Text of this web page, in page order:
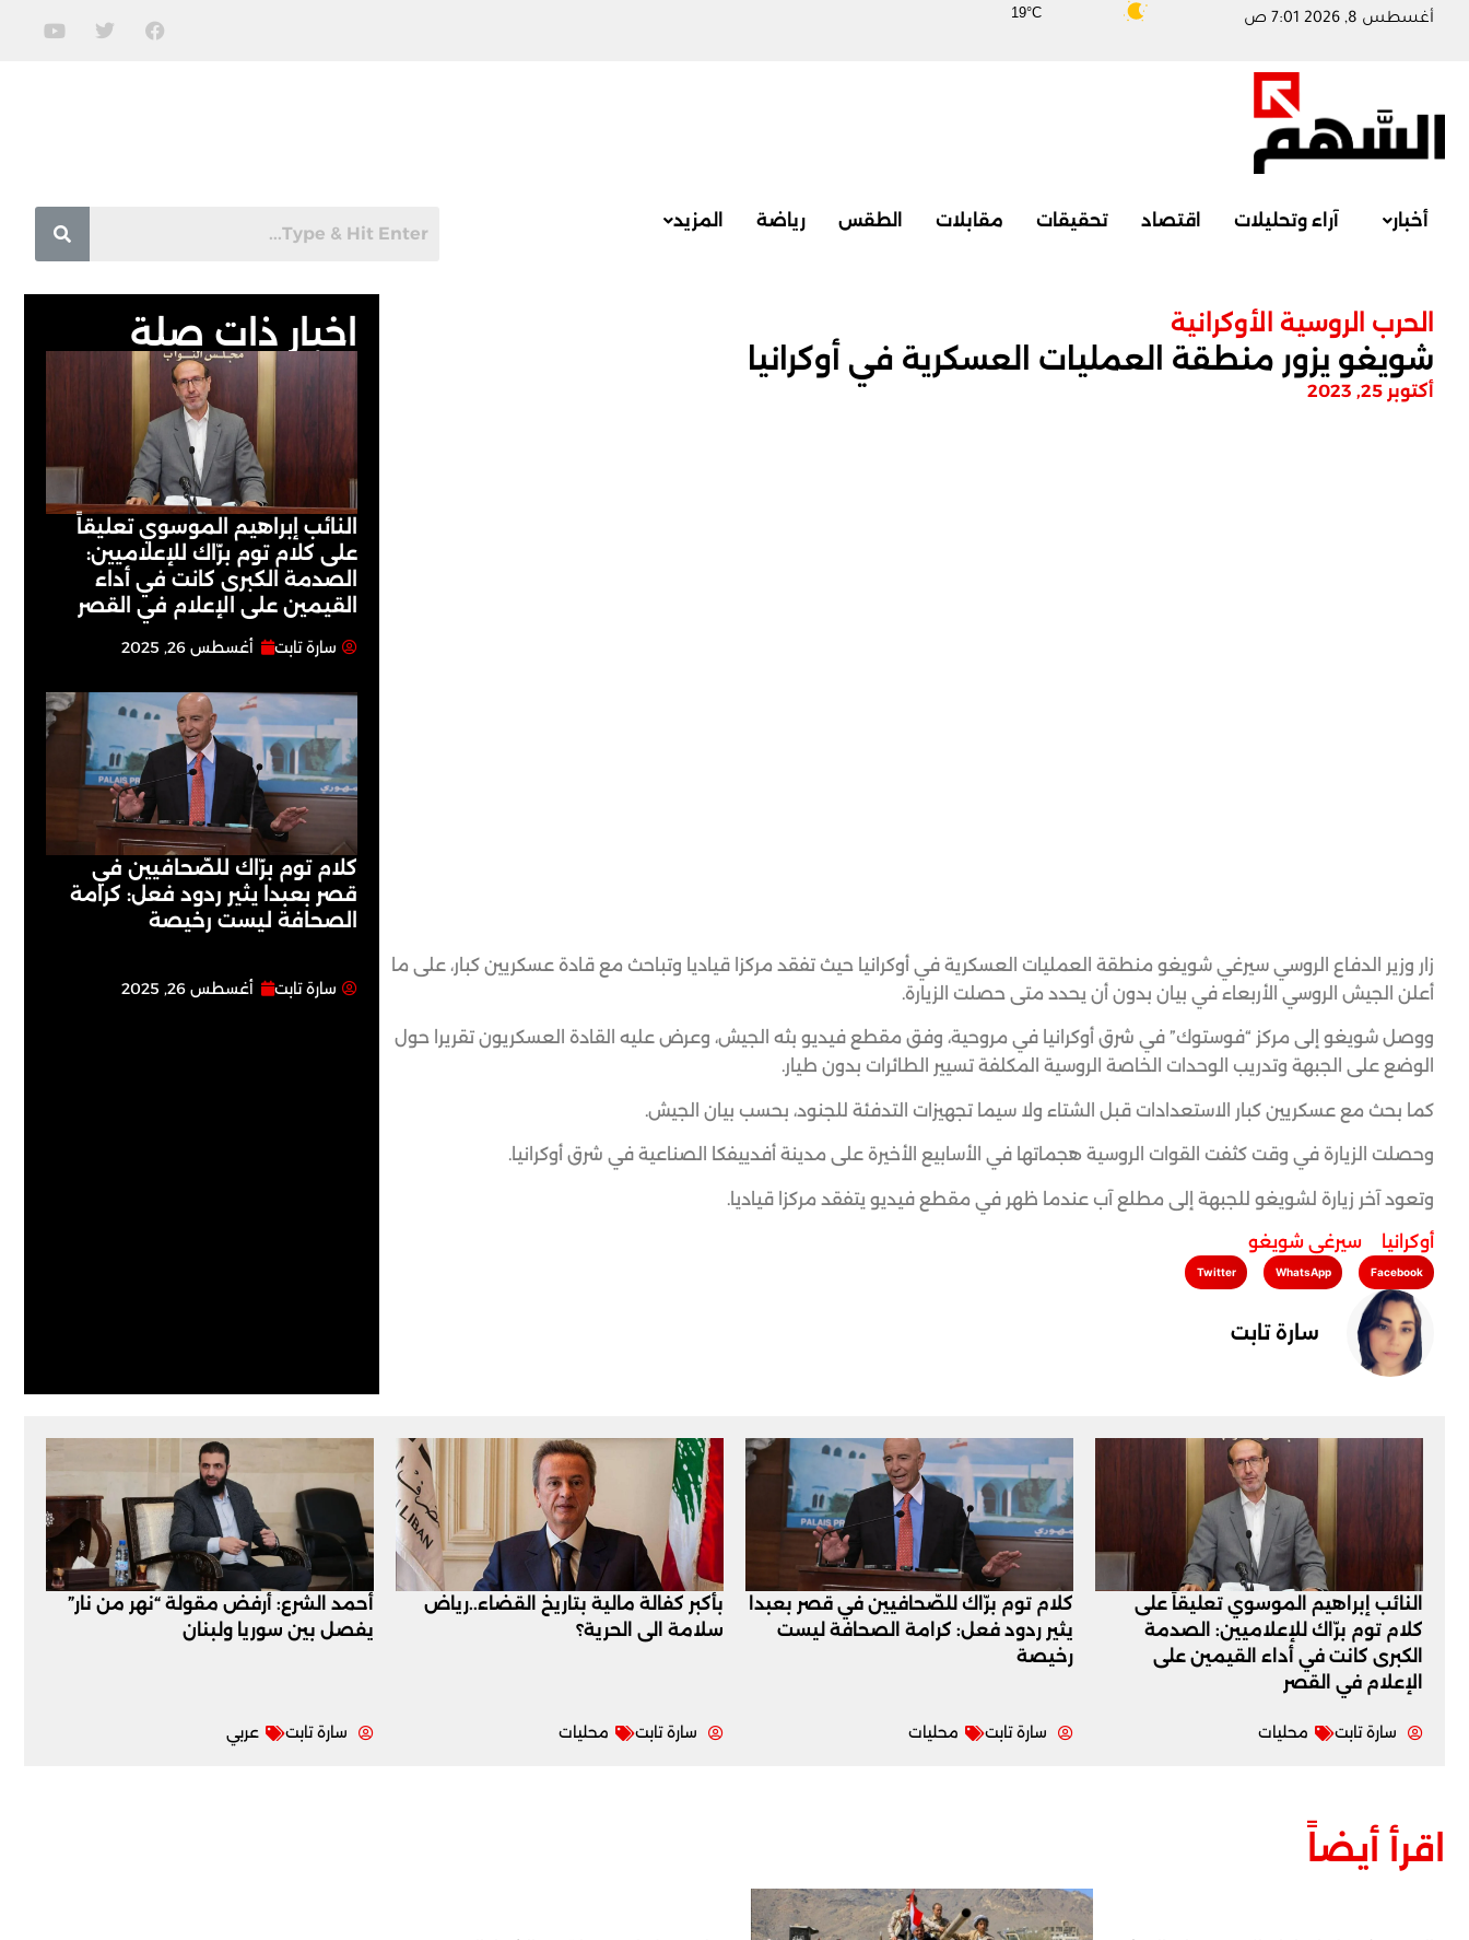
19°C أغسطس 8, 2026 7:01 ص
أخبار آراء وتحليلات اقتصاد تحقيقات مقابلات الطقس رياضة المزيد
اخبار ذات صلة
النائب إبراهيم الموسوي تعليقاً
على كلام توم برّاك للإعلاميين:
الصدمة الكبرى كانت في أداء
القيمين على ‏الإعلام في القصر
سارة تابت أغسطس 26, 2025
كلام توم برّاك للصّحافيين في
قصر بعبدا يثير ردود فعل: كرامة
الصحافة ليست رخيصة
سارة تابت أغسطس 26, 2025
الحرب الروسية الأوكرانية
شويغو يزور منطقة العمليات العسكرية في أوكرانيا
أكتوبر 25, 2023
زار وزير الدفاع الروسي سيرغي شويغو منطقة العمليات العسكرية في أوكرانيا حيث تفقد مركزا قياديا وتباحث مع قادة عسكريين كبار، على ما
أعلن الجيش الروسي الأربعاء في بيان بدون أن يحدد متى حصلت الزيارة.
ووصل شويغو إلى مركز “فوستوك” في شرق أوكرانيا في مروحية، وفق مقطع فيديو بثه الجيش، وعرض عليه القادة العسكريون تقريرا حول
الوضع على الجبهة وتدريب الوحدات الخاصة الروسية المكلفة تسيير الطائرات بدون طيار.
كما بحث مع عسكريين كبار الاستعدادات قبل الشتاء ولا سيما تجهيزات التدفئة للجنود، بحسب بيان الجيش.
وحصلت الزيارة في وقت كثفت القوات الروسية هجماتها في الأسابيع الأخيرة على مدينة أفدييفكا الصناعية في شرق أوكرانيا.
وتعود آخر زيارة لشويغو للجبهة إلى مطلع آب عندما ظهر في مقطع فيديو يتفقد مركزا قياديا.
أوكرانيا سيرغي شويغو
Facebook
WhatsApp
Twitter
سارة تابت
النائب إبراهيم الموسوي تعليقاً على
كلام توم برّاك للإعلاميين: الصدمة
الكبرى كانت في أداء القيمين على
‏الإعلام في القصر
سارة تابت محليات
كلام توم برّاك للصّحافيين في قصر بعبدا
يثير ردود فعل: كرامة الصحافة ليست
رخيصة
سارة تابت محليات
بأكبر كفالة مالية بتاريخ القضاء..رياض
سلامة الى الحرية؟
سارة تابت محليات
أحمد الشرع: أرفض مقولة “نهر من نار”
يفصل بين سوريا ولبنان
سارة تابت عربي
اقرأ أيضاً